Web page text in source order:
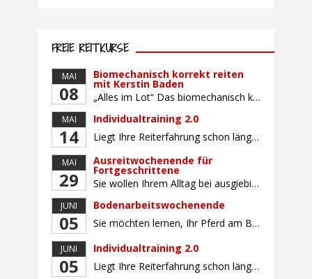
FREIE REITKURSE
MAI
08
Biomechanisch korrekt reiten
mit Kerstin Baden
„Alles im Lot“ Das biomechanisch korrekte Reiten vereint viele wichtige Erkenntnisse der Reitkunst und der Physiologie von Pferd und Reiter miteinander. Ziel ist die größtmögliche Symmetrie des Reiters, denn erst wenn „alles im Lot“ ist, kann das Pferd den Reiter ausbalanciert und losgelassen tragen. Dafür muss der Reiter lernen, die Reaktionen seines Pferdes auf seinen […]
MAI
14
Individualtraining 2.0
Liegt Ihre Reiterfahrung schon länger zurück oder fühlen Sie sich noch nicht richtig fit? Oder sind Sie bereits ein sicherer Reiter und freuen sich auf weiterführenden Unterricht? Training für Reiter:innen mit unterschiedlicher Reiterfahrung, auf die Wünsche und Kenntnisse des Einzelnen abgestimmt. Ein abwechslungsreiches Programm mit individuellem Reitunterricht mit unterschiedlichen Schwerpunkten und für Fortgeschrittene auch mit […]
MAI
29
Ausreitwochenende für
Fortgeschrittene
Sie wollen Ihrem Alltag bei ausgiebigen Ritten durch unser wunderschönes Gelände entfliehen? Dann ist das Ausreitwochenende genau das Richtige. Geübte und sichere Reiter und Reiterinnen genießen die herrliche Natur unter erfahrener Rittführung. Teilnahme mit Leih- oder eigenem Pferd möglich. Mindestteilnehmerzahl: 5 Personen
JUNI
05
Bodenarbeitswochenende
Sie möchten lernen, Ihr Pferd am Boden gezielt zu gymnastizieren und durch feine Kommunikation zu führen? Dieser Kurs vermittelt, wie gezieltes und korrektes Longieren zur gymnastizierenden Arbeit mit dem Pferd beitragen. Wir arbeiten mit Hilfe eines Kappzaums – ohne Ausbinder oder andere Hilfszügel. Im Mittelpunkt stehen feine Kommunikation, klare Körpersprache und präzise Hilfengebung mit dem […]
JUNI
05
Individualtraining 2.0
Liegt Ihre Reiterfahrung schon länger zurück oder fühlen Sie sich noch nicht richtig fit? Oder sind Sie bereits ein sicherer Reiter und freuen sich auf weiterführenden Unterricht? Training für Reiter:innen mit unterschiedlicher Reiterfahrung, auf die Wünsche und Kenntnisse des Einzelnen abgestimmt. Ein abwechslungsreiches Programm mit individuellem Reitunterricht und für Fortgeschrittene auch mit Gangtraining findet in […]